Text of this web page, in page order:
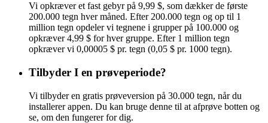
Vi opkræver et fast gebyr på 9,99 $, som dækker de første
200.000 tegn hver måned. Efter 200.000 tegn og op til 1
million tegn opdeler vi tegnene i grupper på 100.000 og
opkræver 4,99 $ for hver gruppe. Efter 1 million tegn
opkræver vi 0,00005 $ pr. tegn (0,05 $ pr. 1000 tegn).
Tilbyder I en prøveperiode?
Vi tilbyder en gratis prøveversion på 30.000 tegn, når du
installerer appen. Du kan bruge denne til at afprøve botten og
se, om den fungerer for dig.